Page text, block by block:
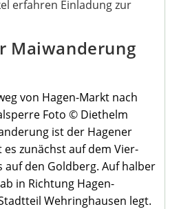
Maiwanderung
von Hagen-Markt nach
Foto © Diethelm
ist der Hagener
zunächst auf dem Vier-
auf den Goldberg. Auf halber
in Richtung Hagen-
Wehringhausen legt.